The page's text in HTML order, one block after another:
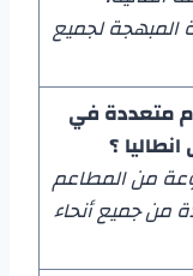
المبهجة لجميع
متعددة في
؟
من المطاعم
من جميع أنحاء